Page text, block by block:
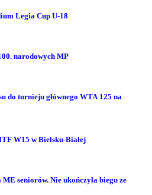
Legia Cup U-18
narodowych MP
do turnieju głównego WTA 125 na
W15 w Bielsku-Białej
seniorów. Nie ukończyła biegu ze